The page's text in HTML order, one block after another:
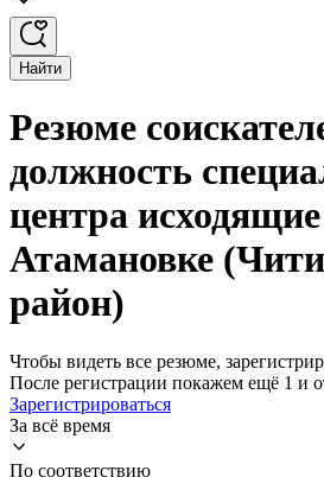
Найти
Резюме
должность
центра
Атамановке
район)
Чтобы видеть все резюме,
После регистрации покажем ещё 1 и
Зарегистрироваться
За всё время
По соответствию